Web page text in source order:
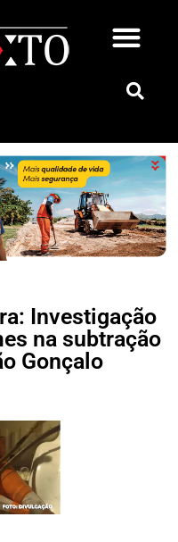
Investigação
na subtração
Gonçalo